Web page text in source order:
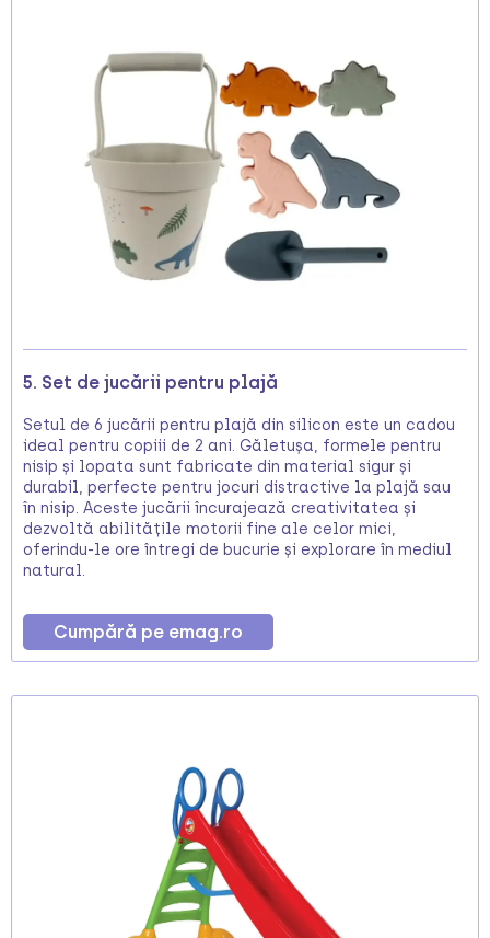
5. Set de jucării pentru plajă
Setul de 6 jucării pentru plajă din silicon este un cadou
ideal pentru copiii de 2 ani. Găletușa, formele pentru
nisip și lopata sunt fabricate din material sigur și
durabil, perfecte pentru jocuri distractive la plajă sau
în nisip. Aceste jucării încurajează creativitatea și
dezvoltă abilitățile motorii fine ale celor mici,
oferindu-le ore întregi de bucurie și explorare în mediul
natural.
Cumpără pe emag.ro